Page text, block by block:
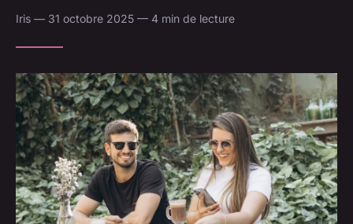
Iris — 31 octobre 2025 — 4 min de lecture